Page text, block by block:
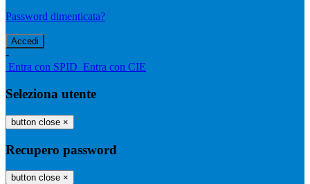
Password dimenticata?
-
Entra con SPID Entra con CIE
Seleziona utente
button close ×
Recupero password
button close ×